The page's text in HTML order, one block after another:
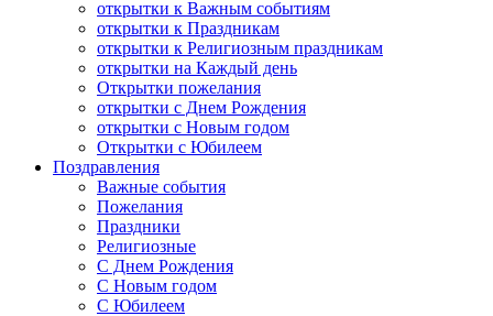
открытки к Важным событиям
открытки к Праздникам
открытки к Религиозным праздникам
открытки на Каждый день
Открытки пожелания
открытки с Днем Рождения
открытки с Новым годом
Открытки с Юбилеем
Поздравления
Важные события
Пожелания
Праздники
Религиозные
С Днем Рождения
С Новым годом
С Юбилеем